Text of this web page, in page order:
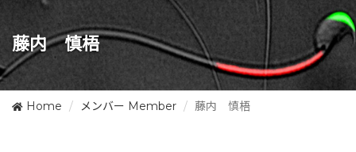
藤内 慎梧
Home メンバー Member 藤内 慎梧